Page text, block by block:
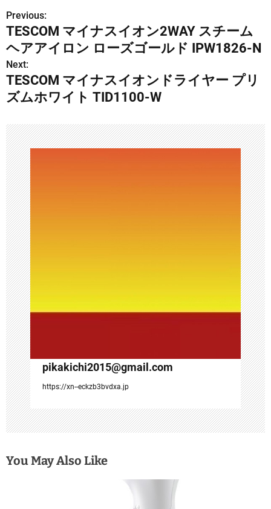
投
稿
ナ
ビ
ー
シ
ョ
ン
Previous:
TESCOM マイナスイオン2WAY スチーム
ヘアアイロン ローズゴールド IPW1826-N
Next:
TESCOM マイナスイオンドライヤー プリ
ズムホワイト TID1100-W
pikakichi2015@gmail.com
https://xn--eckzb3bvdxa.jp
You May Also Like